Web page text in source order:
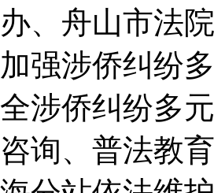
办、舟山市法
加强涉侨纠纷
全涉侨纠纷多
咨询、普法教